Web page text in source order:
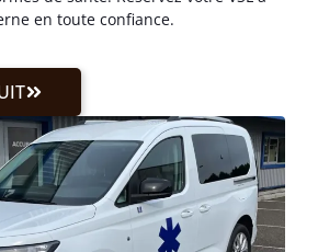
en toute confiance.